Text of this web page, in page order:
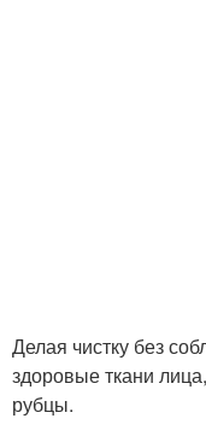
Делая чистку без
здоровые ткани
рубцы.